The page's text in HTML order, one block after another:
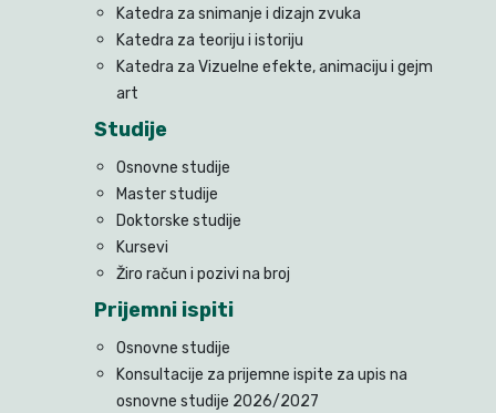
Katedra za snimanje i dizajn zvuka
Katedra za teoriju i istoriju
Katedra za Vizuelne efekte, animaciju i gejm
art
Studije
Osnovne studije
Master studije
Doktorske studije
Kursevi
Žiro račun i pozivi na broj
Prijemni ispiti
Osnovne studije
Konsultacije za prijemne ispite za upis na
osnovne studije 2026/2027